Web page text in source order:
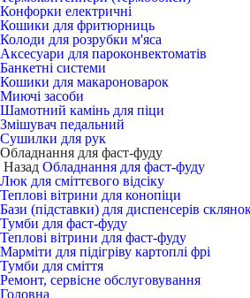
Конфорки електричні
Кошики для фритюрниць
Колоди для розрубки м'яса
Аксесуари для пароконвектоматів
Банкетні системи
Кошики для макароноварок
Миючі засоби
Шамотний камінь для піци
Змішувач педальний
Сушилки для рук
Обладнання для фаст-фуду
Назад Обладнання для фаст-фуду
Люк для сміттєвого відсіку
Теплові вітрини для конопіци
Бази (підставки) для диспенсерів
Тумби для фаст-фуду
Теплові вітрини для фаст-фуду
Марміти для підігріву картоплі фрі
Тумби для сміття
Ремонт, сервісне обслуговування
Головна